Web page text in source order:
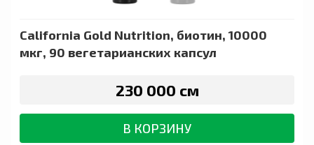
California Gold Nutrition, биотин, 10000
мкг, 90 вегетарианских капсул
230 000 сӯм
В КОРЗИНУ